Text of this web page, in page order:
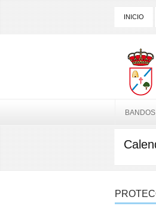
INICIO
BANDOS